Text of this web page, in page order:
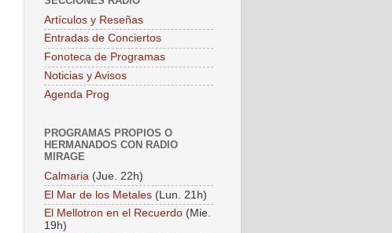
Artículos y Reseñas
Entradas de Conciertos
Fonoteca de Programas
Noticias y Avisos
Agenda Prog
PROGRAMAS PROPIOS O
HERMANADOS CON RADIO
MIRAGE
Calmaria (Jue. 22h)
El Mar de los Metales (Lun. 21h)
El Mellotron en el Recuerdo (Mie.
19h)